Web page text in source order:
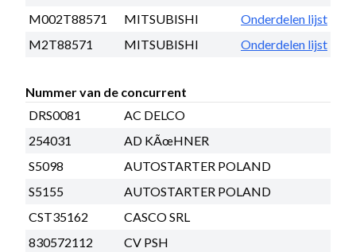
M002T88571
MITSUBISHI
Onderdelen lijst
M2T88571
MITSUBISHI Onderdelen lijst
Nummer van de concurrent
DRS0081
AC DELCO
254031
AD KÃœHNER
S5098
AUTOSTARTER POLAND
S5155
AUTOSTARTER POLAND
CST35162
CASCO SRL
830572112
CV PSH